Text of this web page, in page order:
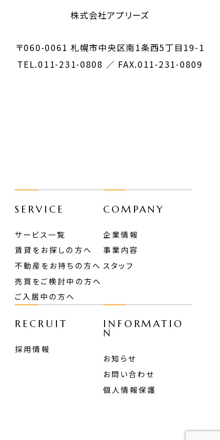
株式会社アプリーズ
〒060-0061 札幌市中央区南1条西5丁目19-1
TEL.011-231-0808 ／ FAX.011-231-0809
SERVICE
サービス一覧
賃貸をお探しの方へ
不動産をお持ちの方へ
売買をご検討中の方へ
ご入居中の方へ
COMPANY
企業情報
事業内容
スタッフ
RECRUIT
採用情報
INFORMATIO
N
お知らせ
お問い合わせ
個人情報保護